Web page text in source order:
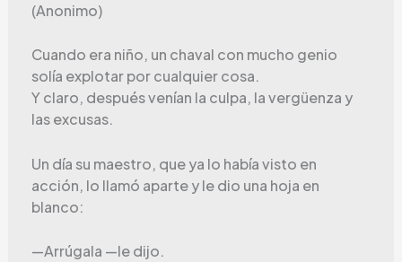
(Anonimo)
Cuando era niño, un chaval con mucho genio
solía explotar por cualquier cosa.
Y claro, después venían la culpa, la vergüenza y
las excusas.
Un día su maestro, que ya lo había visto en
acción, lo llamó aparte y le dio una hoja en
blanco:
—Arrúgala —le dijo.